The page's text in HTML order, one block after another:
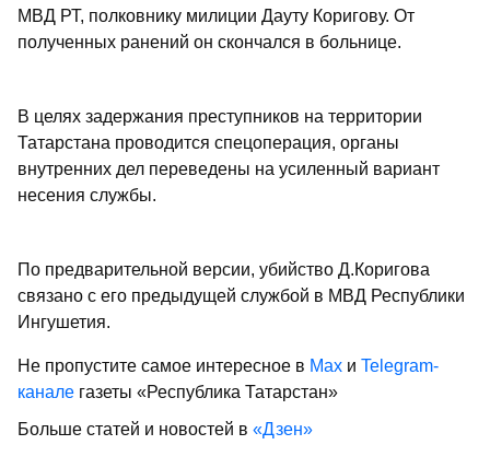
МВД РТ, полковнику милиции Дауту Коригову. От
полученных ранений он скончался в больнице.
В целях задержания преступников на территории
Татарстана проводится спецоперация, органы
внутренних дел переведены на усиленный вариант
несения службы.
По предварительной версии, убийство Д.Коригова
связано с его предыдущей службой в МВД Республики
Ингушетия.
Не пропустите самое интересное в Max и Telegram-
канале газеты «Республика Татарстан»
Больше статей и новостей в «Дзен»